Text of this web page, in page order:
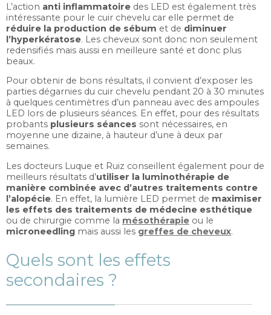
L’action anti inflammatoire des LED est également très
intéressante pour le cuir chevelu car elle permet de
réduire la production de sébum et de diminuer
l’hyperkératose. Les cheveux sont donc non seulement
redensifiés mais aussi en meilleure santé et donc plus
beaux.
Pour obtenir de bons résultats, il convient d’exposer les
parties dégarnies du cuir chevelu pendant 20 à 30 minutes
à quelques centimètres d’un panneau avec des ampoules
LED lors de plusieurs séances. En effet, pour des résultats
probants plusieurs séances sont nécessaires, en
moyenne une dizaine, à hauteur d’une à deux par
semaines.
Les docteurs Luque et Ruiz conseillent également pour de
meilleurs résultats d’utiliser la luminothérapie de
manière combinée avec d’autres traitements contre
l’alopécie. En effet, la lumière LED permet de maximiser
les effets des traitements de médecine esthétique
ou de chirurgie comme la mésothérapie ou le
microneedling mais aussi les greffes de cheveux.
Quels sont les effets
secondaires ?